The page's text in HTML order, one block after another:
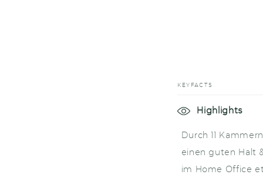
KEYFACTS
E
i
n
k
Highlights
Durch 11
einen guten Halt
im Home Office